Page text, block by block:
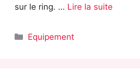
sur le ring. … Lire la suite
Catégories
Equipement